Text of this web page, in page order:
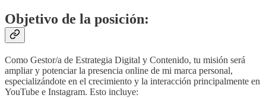
Objetivo de la posición:
Como Gestor/a de Estrategia Digital y Contenido, tu misión será
ampliar y potenciar la presencia online de mi marca personal,
especializándote en el crecimiento y la interacción principalmente en
YouTube e Instagram. Esto incluye: